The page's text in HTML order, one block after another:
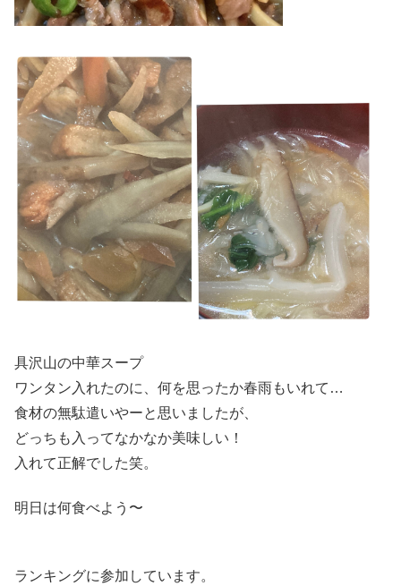
具沢山の中華スープ
ワンタン入れたのに、何を思ったか春雨もいれて…
食材の無駄遣いやーと思いましたが、
どっちも入ってなかなか美味しい！
入れて正解でした笑。
明日は何食べよう〜
ランキングに参加しています。